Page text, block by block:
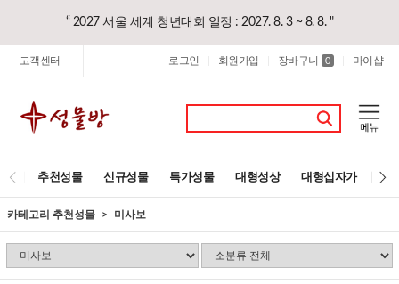
“ 2027 서울 세계 청년대회 일정 : 2027. 8. 3 ~ 8. 8. "
고객센터 로그인 회원가입 장바구니 0 마이샵
추천성물 신규성물 특가성물 대형성상 대형십자가 레
카테고리 추천성물 미사보